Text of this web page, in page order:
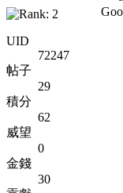
UID
72247
帖子
29
積分
62
威望
0
金錢
30